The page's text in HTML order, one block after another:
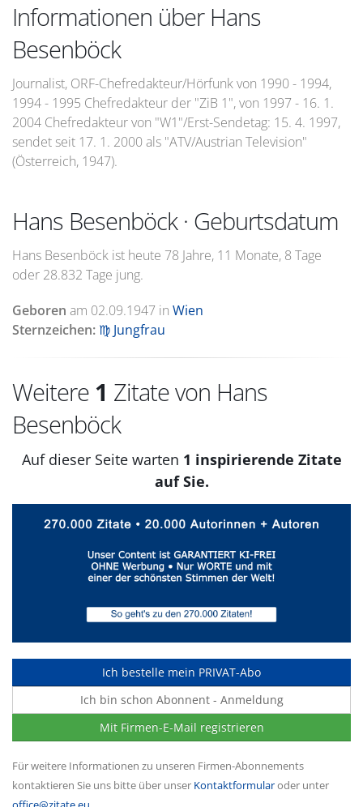
Informationen über Hans
Besenböck
Journalist, ORF-Chefredakteur/Hörfunk von 1990 - 1994,
1994 - 1995 Chefredakteur der "ZiB 1", von 1997 - 16. 1.
2004 Chefredakteur von "W1"/Erst-Sendetag: 15. 4. 1997,
sendet seit 17. 1. 2000 als "ATV/Austrian Television"
(Österreich, 1947).
Hans Besenböck · Geburtsdatum
Hans Besenböck ist heute 78 Jahre, 11 Monate, 8 Tage
oder 28.832 Tage jung.
Geboren am 02.09.1947 in Wien
Sternzeichen: ♍ Jungfrau
Weitere 1 Zitate von Hans
Besenböck
Auf dieser Seite warten 1 inspirierende Zitate
auf Sie.
Ich bestelle mein PRIVAT-Abo
Ich bin schon Abonnent - Anmeldung
Mit Firmen-E-Mail registrieren
Für weitere Informationen zu unseren Firmen-Abonnements
kontaktieren Sie uns bitte über unser Kontaktformularoder unter